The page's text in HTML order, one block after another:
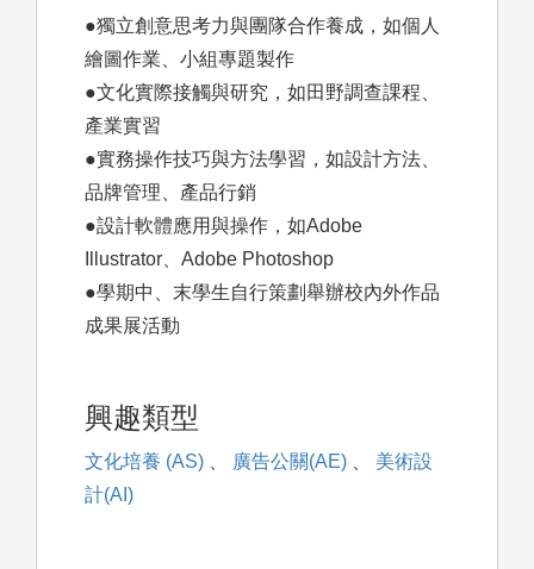
●獨立創意思考力與團隊合作養成，如個人
繪圖作業、小組專題製作
●文化實際接觸與研究，如田野調查課程、
產業實習
●實務操作技巧與方法學習，如設計方法、
品牌管理、產品行銷
●設計軟體應用與操作，如Adobe
Illustrator、Adobe Photoshop
●學期中、末學生自行策劃舉辦校內外作品
成果展活動
興趣類型
文化培養 (AS) 、 廣告公關(AE) 、
美術設
計(AI)